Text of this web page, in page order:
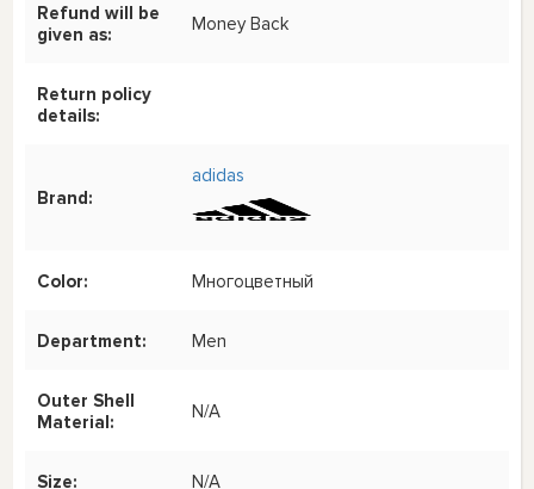
Refund will be
given as:
Money Back
Return policy
details:
Brand:
adidas
Color: Многоцветный
Department: Men
Outer Shell
Material:
N/A
Size: N/A